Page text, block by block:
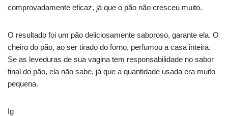
comprovadamente eficaz, já que o pão não cresceu muito.
O resultado foi um pão deliciosamente saboroso, garante ela. O
cheiro do pão, ao ser tirado do forno, perfumou a casa inteira.
Se as leveduras de sua vagina tem responsabilidade no sabor
final do pão, ela não sabe, já que a quantidade usada era muito
pequena.
Ig